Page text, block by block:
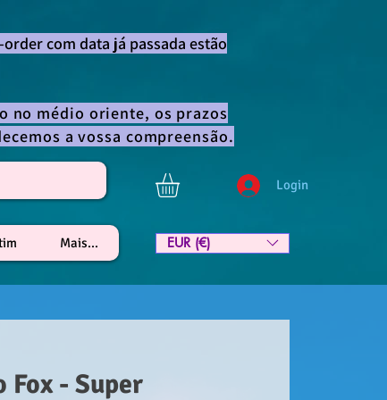
Login
com data já passada estão
no médio oriente, os prazos
a vossa compreensão.
Mais... EUR (€)
Fox - Super